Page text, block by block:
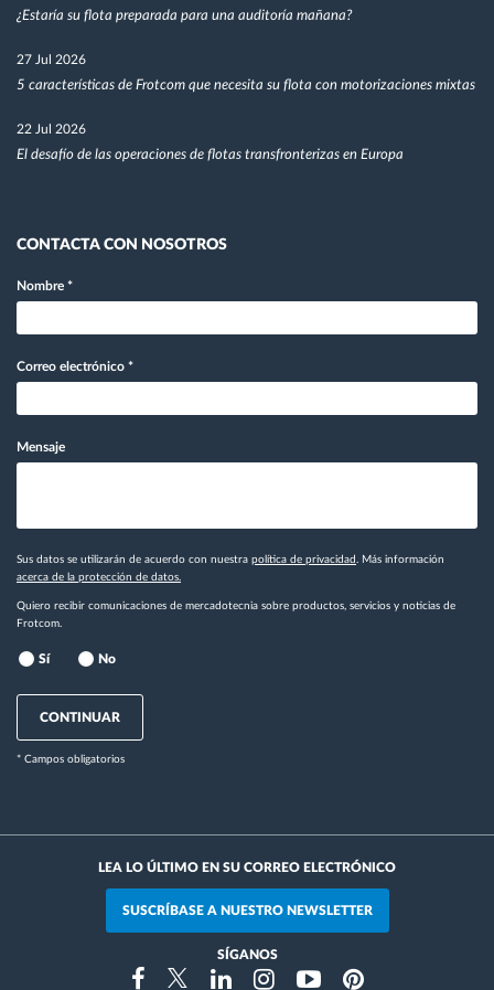
¿Estaría su flota preparada para una auditoría mañana?
27 Jul 2026
5 características de Frotcom que necesita su flota con motorizaciones mixtas
22 Jul 2026
El desafío de las operaciones de flotas transfronterizas en Europa
CONTACTA CON NOSOTROS
Nombre *
Correo electrónico *
Mensaje
Sus datos se utilizarán de acuerdo con nuestra política de privacidad
. Más información
acerca de la protección de datos.
Quiero recibir comunicaciones de mercadotecnia sobre productos, servicios y noticias de
Frotcom.
Sí No
CONTINUAR
* Campos obligatorios
LEA LO ÚLTIMO EN SU CORREO ELECTRÓNICO
SUSCRÍBASE A NUESTRO NEWSLETTER
SÍGANOS